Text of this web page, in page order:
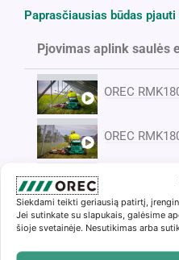
Siekdami teikti geriausią patirtį,
Jei sutinkate su slapukais, galėsime
šioje svetainėje. Nesutikimas arba
Paprasčiausias būdas
Pjovimas aplink saulės
OREC
OREC
OREC